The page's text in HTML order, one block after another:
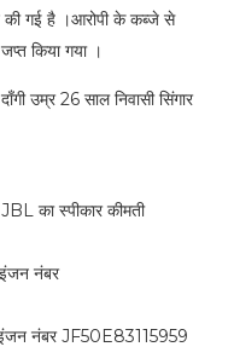
की गई है ।आरोपी के कब्जे से
किया गया ।
उम्र 26 साल निवासी सिंगार
का स्पीकार कीमती
नंबर
नंबर JF50E83115959